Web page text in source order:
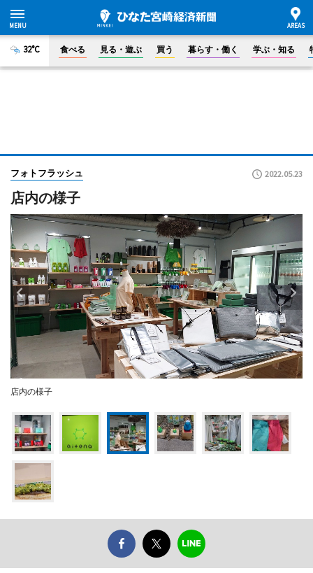
32°C 食べる 見る・遊ぶ 買う 暮らす・働く 学ぶ・知る
フォトフラッシュ 2022.05.23
店内の様子
店内の様子